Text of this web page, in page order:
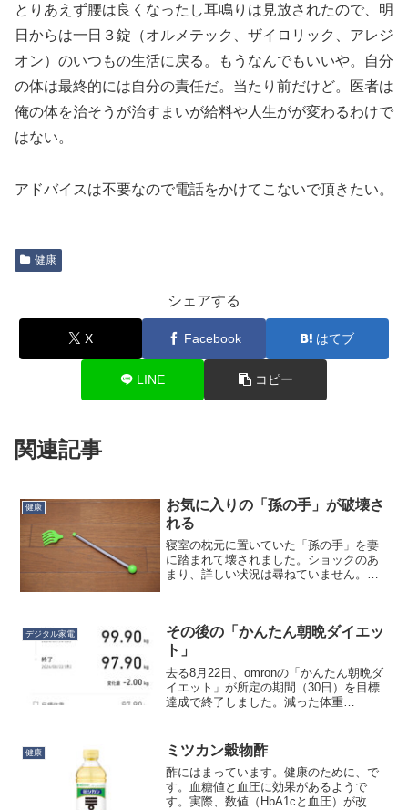
とりあえず腰は良くなったし耳鳴りは見放されたので、明
日からは一日３錠（オルメテック、ザイロリック、アレジ
オン）のいつもの生活に戻る。もうなんでもいいや。自分
の体は最終的には自分の責任だ。当たり前だけど。医者は
俺の体を治そうが治すまいが給料や人生がが変わるわけで
はない。
アドバイスは不要なので電話をかけてこないで頂きたい。
健康
シェアする
X Facebook はてブ
LINE コピー
関連記事
健康
お気に入りの「孫の手」が破壊さ
れる
寝室の枕元に置いていた「孫の手」を妻
に踏まれて壊されました。ショックのあ
まり、詳しい状況は尋ねていません。た
細いので、修復は困難で...
デジタル家電
その後の「かんたん朝晩ダイエッ
ト」
去る8月22日、omronの「かんたん朝晩ダ
イエット」が所定の期間（30日）を目標
達成で終了しました。減った体重
の体重の場合のシステムの推奨値。たぶ
ん-2%って...
健康 ミツカン穀物酢
酢にはまっています。健康のために、で
す。血糖値と血圧に効果があるようで
す。実際、数値（HbA1cと血圧）が改善